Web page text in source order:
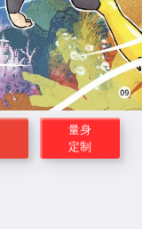
量身
定制